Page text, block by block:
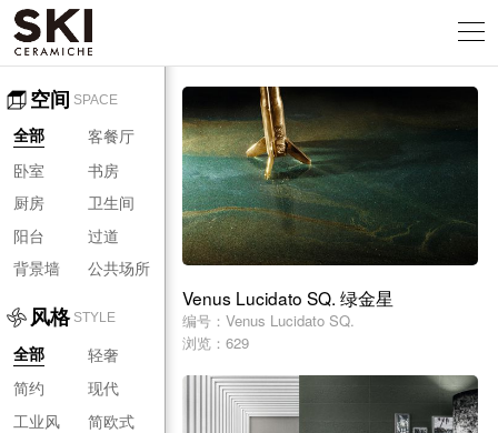
空间 SPACE
全部
客餐厅
卧室
书房
厨房
卫生间
阳台
过道
背景墙
公共场所
风格 STYLE
全部
轻奢
简约
现代
工业风
简欧式
Venus Lucidato SQ. 绿金星
编号：Venus Lucidato SQ.
浏览：629